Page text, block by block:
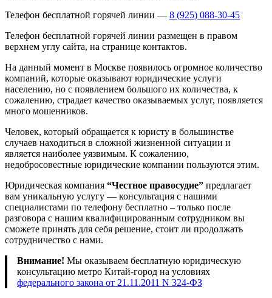
Телефон бесплатной горячей линии — 8 (925) 088-30-45
Телефон бесплатной горячей линии размещен в правом
верхнем углу сайта, на странице контактов.
На данный момент в Москве появилось огромное количество
компаний, которые оказывают юридические услуги
населению, но с появлением большого их количества, к
сожалению, страдает качество оказываемых услуг, появляется
много мошенников.
Человек, который обращается к юристу в большинстве
случаев находиться в сложной жизненной ситуации и
является наиболее уязвимым. К сожалению,
недобросовестные юридические компании пользуются этим.
Юридическая компания “Честное правосудие” предлагает
вам уникальную услугу — консультация с нашими
специалистами по телефону бесплатно – только после
разговора с нашим квалифицированным сотрудником вы
сможете принять для себя решение, стоит ли продолжать
сотрудничество с нами.
Внимание! Мы оказываем бесплатную юридическую
консультацию метро Китай-город на условиях
федерального закона от 21.11.2011 N 324-ФЗ